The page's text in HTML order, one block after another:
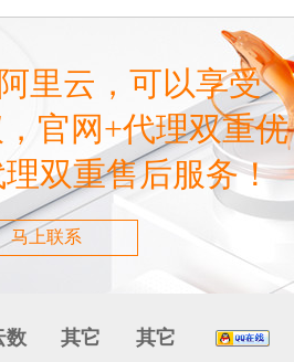
启
里云，可以享受
官网+代理双重优
双重售后服务！
马上联系
数
其它
其它